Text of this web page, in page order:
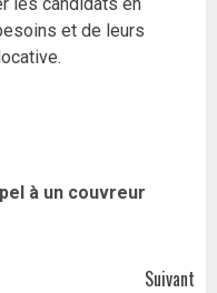
et de leurs
à un couvreur
Suivant